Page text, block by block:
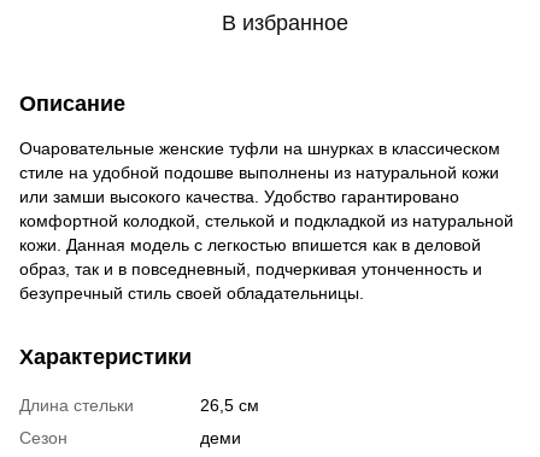
В избранное
Описание
Очаровательные женские туфли на шнурках в классическом
стиле на удобной подошве выполнены из натуральной кожи
или замши высокого качества. Удобство гарантировано
комфортной колодкой, стелькой и подкладкой из натуральной
кожи. Данная модель с легкостью впишется как в деловой
образ, так и в повседневный, подчеркивая утонченность и
безупречный стиль своей обладательницы.
Характеристики
Длина стельки
26,5 см
Сезон
деми